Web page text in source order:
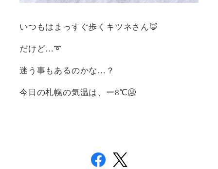
いつもはまっすぐ歩くキツネさん🦊
だけど…➰
迷う事もあるのかな…？
今日の札幌の気温は、ー8℃🥶